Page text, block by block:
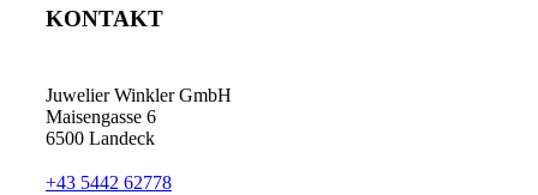
KONTAKT
Juwelier Winkler GmbH
Maisengasse 6
6500 Landeck
+43 5442 62778